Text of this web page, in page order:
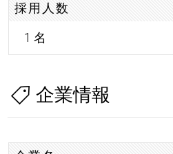
採用人数
1 名
企業情報